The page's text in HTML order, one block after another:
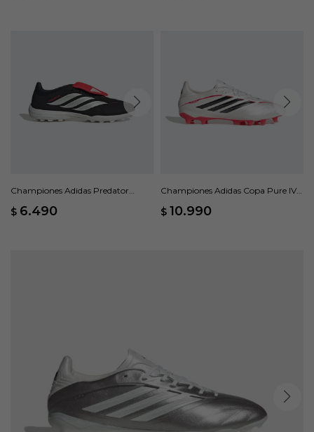
Championes Adidas Predator
$ 6.490
Championes Adidas Copa Pure IV
$ 10.990